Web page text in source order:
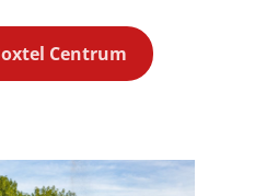
Centrum